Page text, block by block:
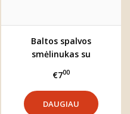
Baltos spalvos
smėlinukas su
€700
DAUGIAU